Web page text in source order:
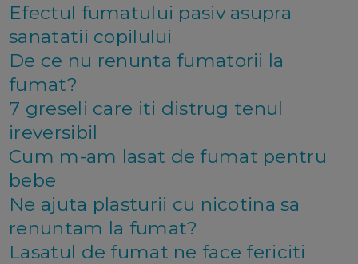
Efectul fumatului pasiv asupra
sanatatii copilului
De ce nu renunta fumatorii la
fumat?
7 greseli care iti distrug tenul
ireversibil
Cum m-am lasat de fumat pentru
bebe
Ne ajuta plasturii cu nicotina sa
renuntam la fumat?
Lasatul de fumat ne face fericiti